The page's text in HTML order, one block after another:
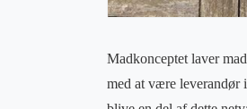
Madkonceptet laver
med at være leverandør